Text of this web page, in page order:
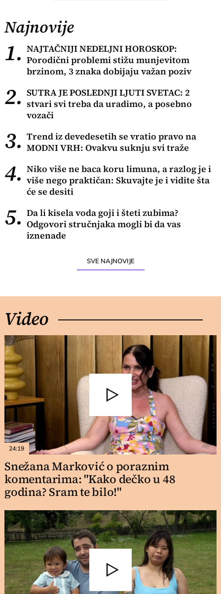
Najnovije
1. NAJTAČNIJI NEDELJNI HOROSKOP:
Porodični problemi stižu munjevitom
brzinom, 3 znaka dobijaju važan poziv
2. SUTRA JE POSLEDNJI LJUTI SVETAC: 2
stvari svi treba da uradimo, a posebno
vozači
3. Trend iz devedesetih se vratio pravo na
MODNI VRH: Ovakvu suknju svi traže
4. Niko više ne baca koru limuna, a razlog je i
više nego praktičan: Skuvajte je i vidite šta
će se desiti
5. Da li kisela voda goji i šteti zubima?
Odgovori stručnjaka mogli bi da vas
iznenade
SVE NAJNOVIJE
Video
24:19
Snežana Marković o poraznim
komentarima: "Kako dečko u 48
godina? Sram te bilo!"